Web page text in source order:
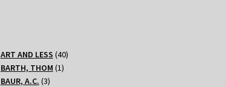
ART AND LESS 4040
BARTH, THOM 11
BAUR, A.C. 33